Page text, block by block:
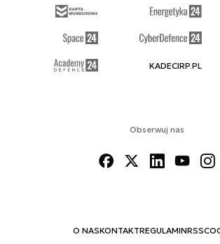
Obserwuj nas
O NASKONTAKTREGULAMINRSS
KADECIRP.PL